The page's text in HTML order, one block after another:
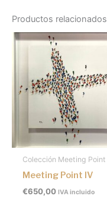
Productos relacionados
Colección Meeting Point
Meeting Point IV
€650,00 IVA incluido